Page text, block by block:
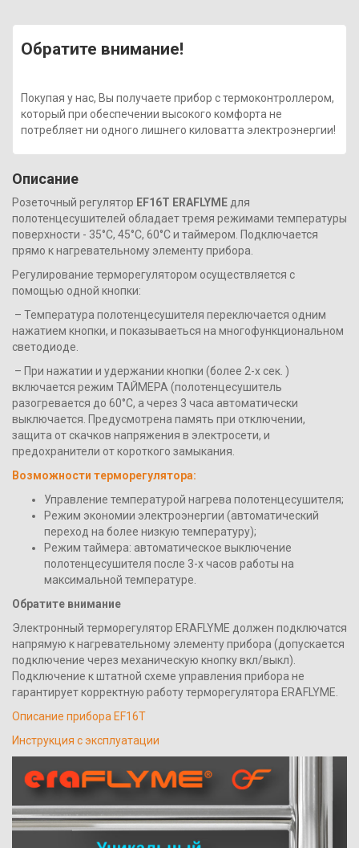
Обратите внимание!
Покупая у нас, Вы получаете прибор с термоконтроллером,
который при обеспечении высокого комфорта не
потребляет ни одного лишнего киловатта электроэнергии!
Описание
Розеточный регулятор EF16T ERAFLYME для
полотенцесушителей обладает тремя режимами температуры
поверхности - 35°С, 45°С, 60°С и таймером. Подключается
прямо к нагревательному элементу прибора.
Регулирование терморегулятором осуществляется с
помощью одной кнопки:
– Температура полотенцесушителя переключается одним
нажатием кнопки, и показываеться на многофункциональном
светодиоде.
– При нажатии и удержании кнопки (более 2-х сек. )
включается режим ТАЙМЕРА (полотенцесушитель
разогревается до 60°С, а через 3 часа автоматически
выключается. Предусмотрена память при отключении,
защита от скачков напряжения в электросети, и
предохранители от короткого замыкания.
Возможности терморегулятора:
Управление температурой нагрева полотенцесушителя;
Режим экономии электроэнергии (автоматический
переход на более низкую температуру);
Режим таймера: автоматическое выключение
полотенцесушителя после 3-х часов работы на
максимальной температуре.
Обратите внимание
Электронный терморегулятор ERAFLYME должен подключатся
напрямую к нагревательному элементу прибора (допускается
подключение через механическую кнопку вкл/выкл).
Подключение к штатной схеме управления прибора не
гарантирует корректную работу терморегулятора ERAFLYME.
Описание прибора EF16T
Инструкция с эксплуатации